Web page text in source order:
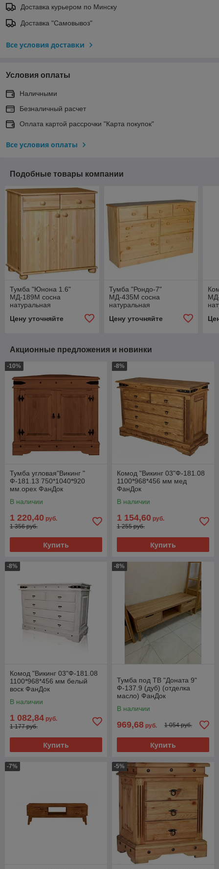
Доставка курьером по Минску
Доставка "Самовывоз"
Все условия доставки
Условия оплаты
Наличными
Безналичный расчет
Оплата картой рассрочки "Карта покупок"
Все условия оплаты
Подобные товары компании
Тумба "Юнона 1.6"
МД-189М сосна
натуральная
Цену уточняйте
Тумба "Рондо-7"
МД-435М сосна
натуральная
Цену уточняйте
Акционные предложения и новинки
-10%
Тумба угловая"Викинг "
Ф-181.13 750*1040*920
мм.орех ФанДок
В наличии
1 220,40 руб.
1 356 руб.
Купить
-8%
Комод "Викинг 03"Ф-181.08
1100*968*456 мм мед
ФанДок
В наличии
1 154,60 руб.
1 255 руб.
Купить
-8%
Комод "Викинг 03"Ф-181.08
1100*968*456 мм белый
воск ФанДок
В наличии
1 082,84 руб.
1 177 руб.
Купить
-8%
Тумба под ТВ "Доната 9"
Ф-137.9 (дуб) (отделка
масло) ФанДок
В наличии
969,68 руб. 1 054 руб.
Купить
-7% -5%